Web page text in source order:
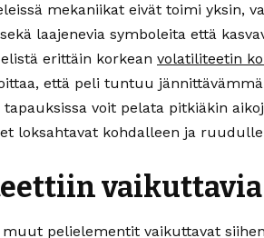
mekaniikat eivät toimi yksin,
laajenevia symboleita että
erittäin korkean volatiliteetin
että peli tuntuu
voit pelata pitkiäkin
loksahtavat kohdalleen ja
pelielementit vaikuttavat